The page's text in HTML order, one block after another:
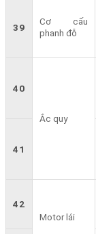
39
Cơ cấu
phanh đỗ
40
Ắc quy
41
42
Motor lái